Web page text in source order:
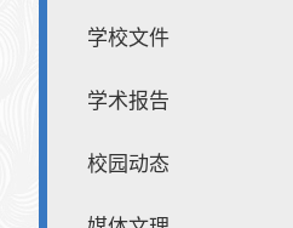
学校文件
学术报告
校园动态